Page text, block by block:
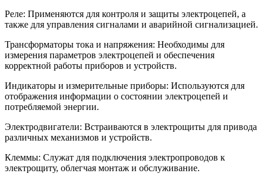
Реле: Применяются для контроля и защиты электроцепей, а
также для управления сигналами и аварийной сигнализацией.
Трансформаторы тока и напряжения: Необходимы для
измерения параметров электроцепей и обеспечения
корректной работы приборов и устройств.
Индикаторы и измерительные приборы: Используются для
отображения информации о состоянии электроцепей и
потребляемой энергии.
Электродвигатели: Встраиваются в электрощиты для привода
различных механизмов и устройств.
Клеммы: Служат для подключения электропроводов к
электрощиту, облегчая монтаж и обслуживание.